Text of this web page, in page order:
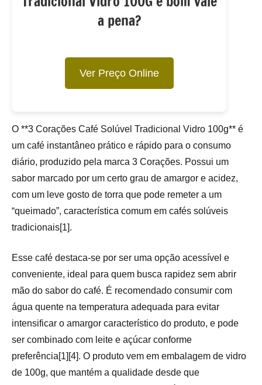
a pena?
Ver Preço Online
O **3 Corações Café Solúvel Tradicional Vidro 100g** é
um café instantâneo prático e rápido para o consumo
diário, produzido pela marca 3 Corações. Possui um
sabor marcado por um certo grau de amargor e acidez,
com um leve gosto de torra que pode remeter a um
“queimado”, característica comum em cafés solúveis
tradicionais[1].
Esse café destaca-se por ser uma opção acessível e
conveniente, ideal para quem busca rapidez sem abrir
mão do sabor do café. É recomendado consumir com
água quente na temperatura adequada para evitar
intensificar o amargor característico do produto, e pode
ser combinado com leite e açúcar conforme
preferência[1][4]. O produto vem em embalagem de vidro
de 100g, que mantém a qualidade desde que